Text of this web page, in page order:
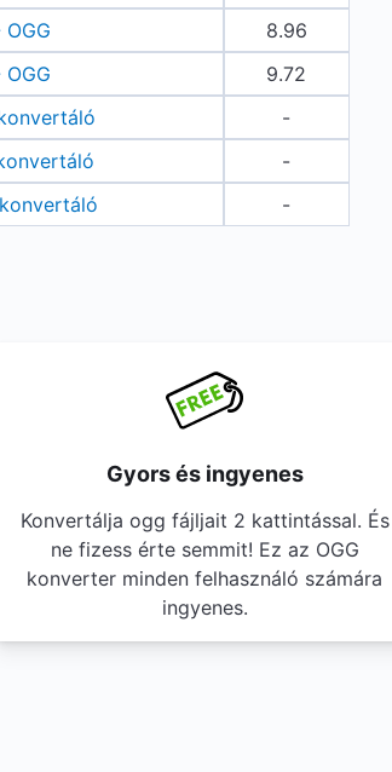
8.96
9.72
-
-
-
Gyors és ingyenes
Konvertálja ogg fájljait 2 kattintással. És
ne fizess érte semmit! Ez az OGG
konverter minden felhasználó számára
ingyenes.